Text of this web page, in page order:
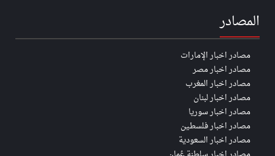
المصادر
مصادر اخبار الإمارات
مصادر اخبار مصر
مصادر اخبار المغرب
مصادر اخبار لبنان
مصادر اخبار سوريا
مصادر اخبار فلسطين
مصادر اخبار السعودية